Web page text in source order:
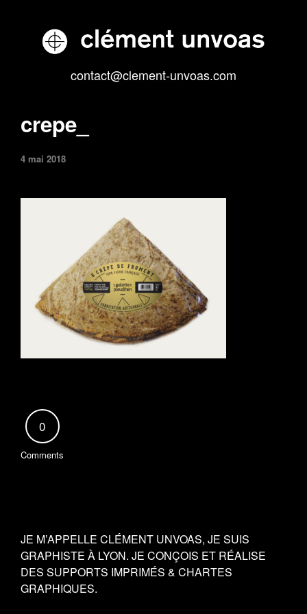
contact@clement-unvoas.com
crepe_
4 mai 2018
0
Comments
JE M’APPELLE CLÉMENT UNVOAS, JE SUIS
GRAPHISTE À LYON. JE CONÇOIS ET RÉALISE
DES SUPPORTS IMPRIMÉS & CHARTES
GRAPHIQUES.